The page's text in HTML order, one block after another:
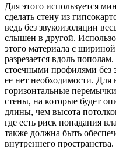
Для этого используется
сделать стену из
ведь без звукоизоляции
слышен в другой.
этого материала с
разрезается вдоль
стоечными профилями без
ее нет необходимости.
горизонтальные
стены, на которые будет
длины, чем высота
где есть риск попадания
также должна быть
внутреннего пространства.